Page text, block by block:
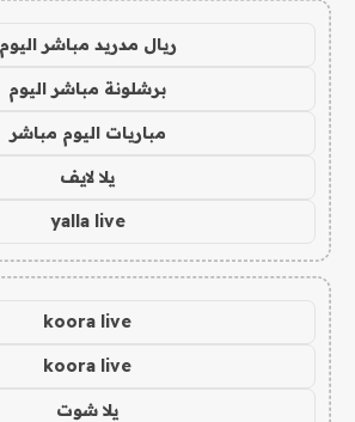
ريال مدريد مباشر اليوم
برشلونة مباشر اليوم
مباريات اليوم مباشر
يلا لايف
yalla live
koora live
koora live
يلا شوت